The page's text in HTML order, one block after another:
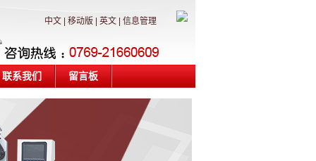
中文 移动版 英文 信息管理
联系我们 留言板